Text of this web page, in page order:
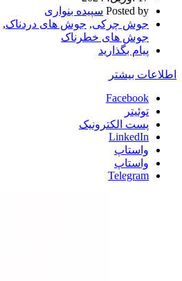
Posted by سپیده بنواری
جوش چرکی, جوش های دردناک,
جوش های خطرناک
پیام بگذارید
اطلاعات بیشتر
Facebook
توئیتر
پست الکترونیک
LinkedIn
واستاپ
واستاپ
Telegram